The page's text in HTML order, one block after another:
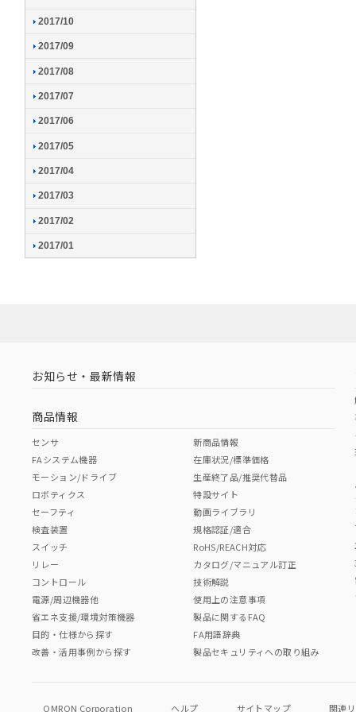
2017/10
2017/09
2017/08
2017/07
2017/06
2017/05
2017/04
2017/03
2017/02
2017/01
お知らせ・最新情報
商品情報
センサ
FAシステム機器
モーション/ドライブ
ロボティクス
セーフティ
検査装置
スイッチ
リレー
コントロール
電源/周辺機器他
省エネ支援/環境対策機器
目的・仕様から探す
改善・活用事例から探す
新商品情報
在庫状況/標準価格
生産終了品/推奨代替品
特設サイト
動画ライブラリ
規格認証/適合
RoHS/REACH対応
カタログ/マニュアル訂正
技術解説
使用上の注意事項
製品に関するFAQ
FA用語辞典
製品セキュリティへの取り組み
OMRON Corporation ヘルプ サイトマップ 関連